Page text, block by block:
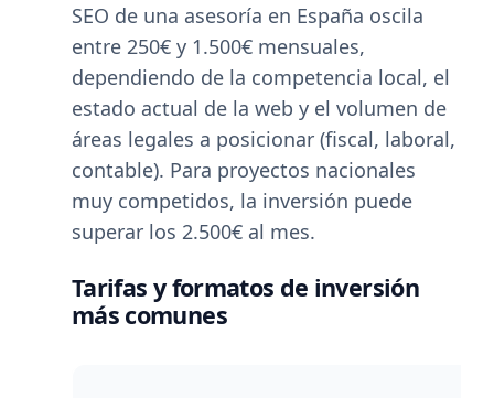
SEO de una asesoría en España oscila
entre 250€ y 1.500€ mensuales,
dependiendo de la competencia local, el
estado actual de la web y el volumen de
áreas legales a posicionar (fiscal, laboral,
contable). Para proyectos nacionales
muy competidos, la inversión puede
superar los 2.500€ al mes.
Tarifas y formatos de inversión
más comunes